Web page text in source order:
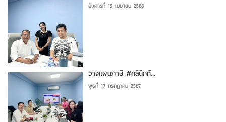
อังคารที่ 15 เมษายน 2568
วางแผนภาษี #คลินิกทั...
พุธที่ 17 กรกฎาคม 2567